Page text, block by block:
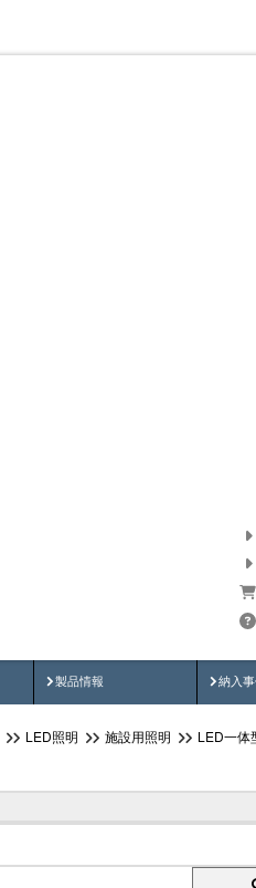
製品情報
製品動画 納入
納
LED照明 施設用照明 LED一体